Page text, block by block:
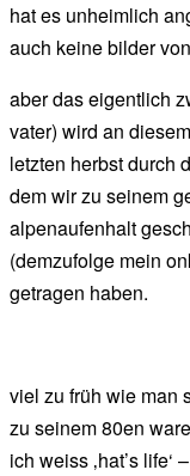
hat es unheimlich
auch keine bilder
aber das eigentlich
vater) wird an
letzten herbst durch
dem wir zu seinem
alpenaufenhalt
(demzufolge mein
getragen haben.
viel zu früh wie man
zu seinem 80en
ich weiss ‚hat’s